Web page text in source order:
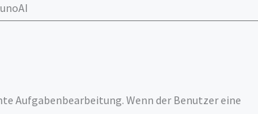
Aufgabenbearbeitung. Wenn der Benutzer eine